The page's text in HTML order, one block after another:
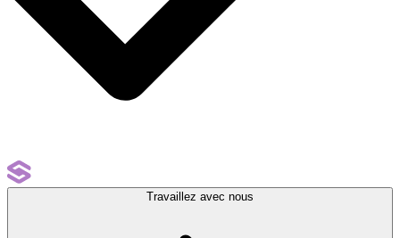
Travaillez avec nous